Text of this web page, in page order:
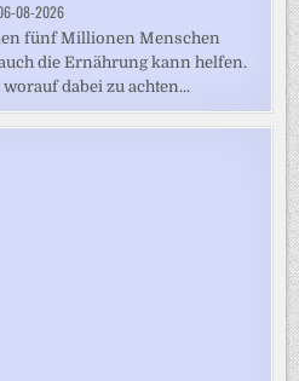
08-2026
fünf Millionen Menschen
die Ernährung kann helfen.
dabei zu achten...